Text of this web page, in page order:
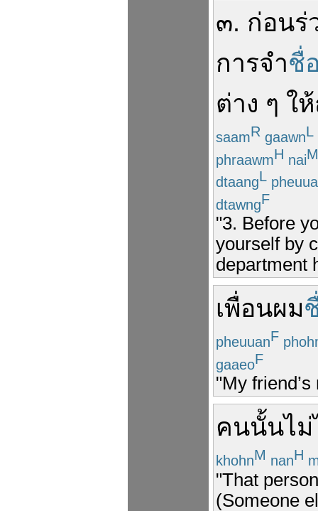
๓. ก่อนร่
การจำชื่
ต่าง ๆ ให้
saamR gaawnL
phraawmH naiM
dtaangL
dtawngF
"3. Before
yourself by
department
เพื่อนผม
pheuuanF
gaaeoF
"My
คนนั้นไ
khohnM nanH
"That
(Someone